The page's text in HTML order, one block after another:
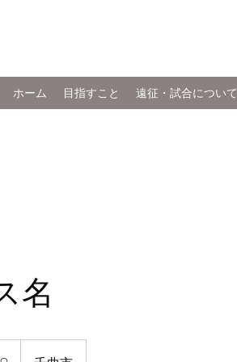
ホーム 目指すこと 遠征・試合について
名